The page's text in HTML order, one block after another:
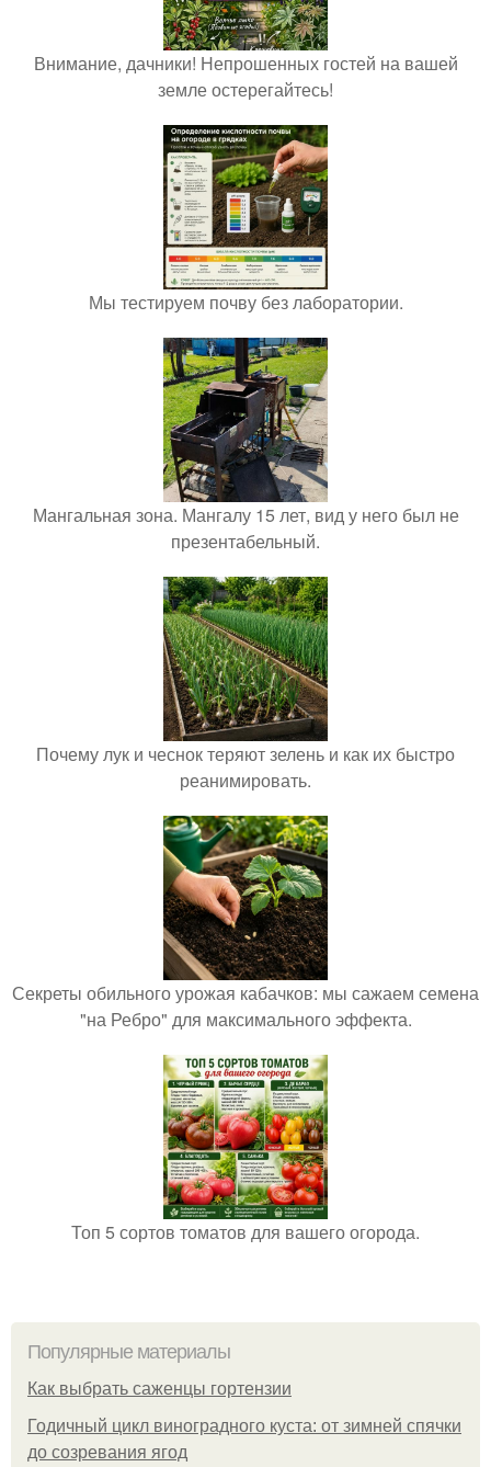
Внимание, дачники! Непрошенных гостей на вашей
земле остерегайтесь!
Мы тестируем почву без лаборатории.
Мангальная зона. Мангалу 15 лет, вид у него был не
презентабельный.
Почему лук и чеснок теряют зелень и как их быстро
реанимировать.
Секреты обильного урожая кабачков: мы сажаем семена
"на Ребро" для максимального эффекта.
Топ 5 сортов томатов для вашего огорода.
Популярные материалы
Как выбрать саженцы гортензии
Годичный цикл виноградного куста: от зимней спячки
до созревания ягод